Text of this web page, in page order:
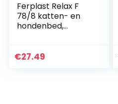
Ferplast Relax F
78/8 katten- en
hondenbed,
€27.49